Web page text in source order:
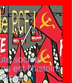
société
est l’histoire